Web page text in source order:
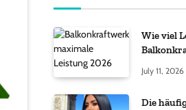
Wie viel
July 11, 2026
Die